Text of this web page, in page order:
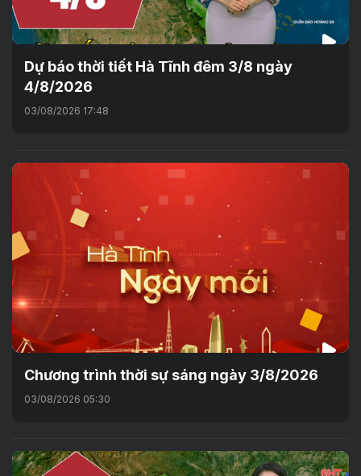
Dự báo thời tiết Hà Tĩnh đêm 3/8 ngày
4/8/2026
03/08/2026 17:48
Chương trình thời sự sáng ngày 3/8/2026
03/08/2026 05:30